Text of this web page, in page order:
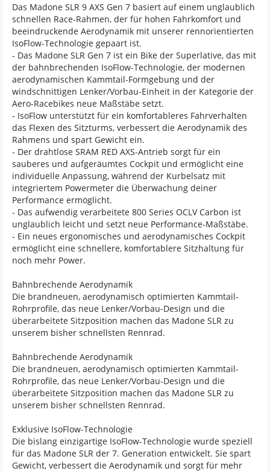
Das Madone SLR 9 AXS Gen 7 basiert auf einem unglaublich
schnellen Race-Rahmen, der für hohen Fahrkomfort und
beeindruckende Aerodynamik mit unserer rennorientierten
IsoFlow-Technologie gepaart ist.
- Das Madone SLR Gen 7 ist ein Bike der Superlative, das mit
der bahnbrechenden IsoFlow-Technologie, der modernen
aerodynamischen Kammtail-Formgebung und der
windschnittigen Lenker/Vorbau-Einheit in der Kategorie der
Aero-Racebikes neue Maßstäbe setzt.
- IsoFlow unterstützt für ein komfortableres Fahrverhalten
das Flexen des Sitzturms, verbessert die Aerodynamik des
Rahmens und spart Gewicht ein.
- Der drahtlose SRAM RED AXS-Antrieb sorgt für ein
sauberes und aufgeräumtes Cockpit und ermöglicht eine
individuelle Anpassung, während der Kurbelsatz mit
integriertem Powermeter die Überwachung deiner
Performance ermöglicht.
- Das aufwendig verarbeitete 800 Series OCLV Carbon ist
unglaublich leicht und setzt neue Performance-Maßstäbe.
- Ein neues ergonomisches und aerodynamisches Cockpit
ermöglicht eine schnellere, komfortablere Sitzhaltung für
noch mehr Power.
Bahnbrechende Aerodynamik
Die brandneuen, aerodynamisch optimierten Kammtail-
Rohrprofile, das neue Lenker/Vorbau-Design und die
überarbeitete Sitzposition machen das Madone SLR zu
unserem bisher schnellsten Rennrad.
Bahnbrechende Aerodynamik
Die brandneuen, aerodynamisch optimierten Kammtail-
Rohrprofile, das neue Lenker/Vorbau-Design und die
überarbeitete Sitzposition machen das Madone SLR zu
unserem bisher schnellsten Rennrad.
Exklusive IsoFlow-Technologie
Die bislang einzigartige IsoFlow-Technologie wurde speziell
für das Madone SLR der 7. Generation entwickelt. Sie spart
Gewicht, verbessert die Aerodynamik und sorgt für mehr